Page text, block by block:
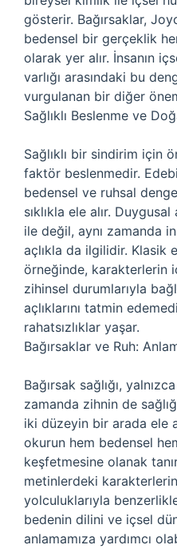
gösterir. Bağırsaklar,
bedensel bir gerçeklik
olarak yer alır. İnsanın
varlığı arasındaki bu
vurgulanan bir diğer
Sağlıklı Beslenme ve
Sağlıklı bir sindirim için
faktör beslenmedir.
bedensel ve ruhsal
sıklıkla ele alır.
ile değil, aynı zamanda
açlıkla da ilgilidir. Klasik
örneğinde, karakterlerin
zihinsel durumlarıyla
açlıklarını tatmin
rahatsızlıklar yaşar.
Bağırsaklar ve Ruh:
Bağırsak sağlığı,
zamanda zihnin de
iki düzeyin bir arada ele
okurun hem bedensel
keşfetmesine olanak
metinlerdeki
yolculuklarıyla
bedenin dilini ve içsel
anlamamıza yardımcı